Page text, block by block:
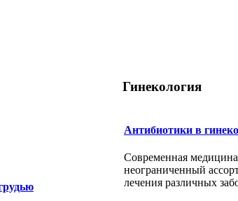
Гинекология
Антибиотики в
Современная
неограниченный
лечения различных